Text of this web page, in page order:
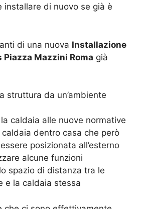
installare di nuovo se già è
di una nuova Installazione
Mazzini Roma già
struttura da un’ambiente
caldaia alle nuove normative
caldaia dentro casa che però
posizionata all’esterno
alcune funzioni
spazio di distanza tra le
e la caldaia stessa